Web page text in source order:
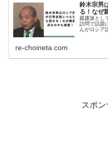
鈴木宗男
る！なぜ
親露派とし
訪問で話題
んがロシア
re-choineta.com
スポン